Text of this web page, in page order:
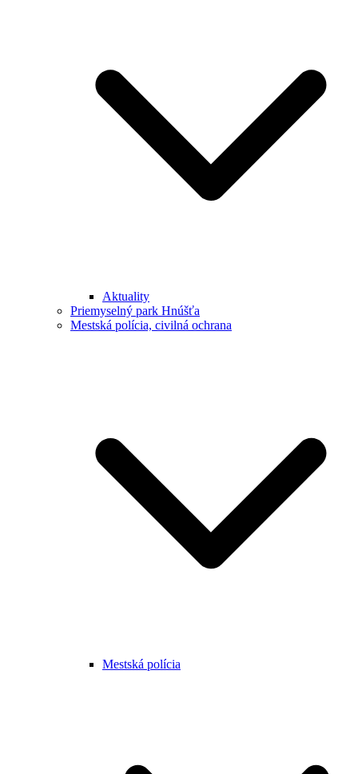
Aktuality
Priemyselný park Hnúšťa
Mestská polícia, civilná ochrana
Mestská polícia